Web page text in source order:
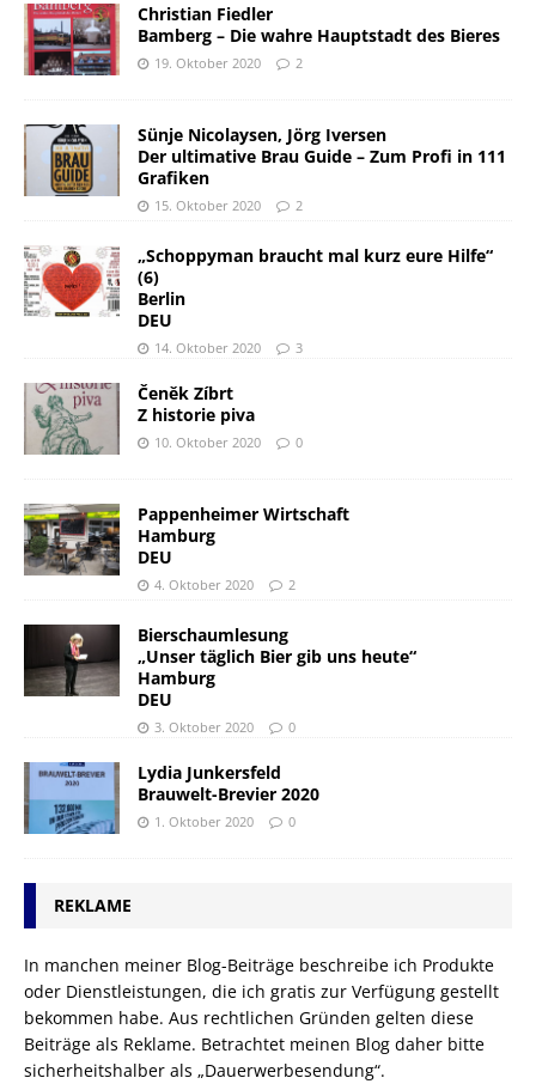
Christian Fiedler
Bamberg – Die wahre Hauptstadt des Bieres
19. Oktober 2020 2
Sünje Nicolaysen, Jörg Iversen
Der ultimative Brau Guide – Zum Profi in 111
Grafiken
15. Oktober 2020 2
„Schoppyman braucht mal kurz eure Hilfe“
(6)
Berlin
DEU
14. Oktober 2020 3
Čeněk Zíbrt
Z historie piva
10. Oktober 2020 0
Pappenheimer Wirtschaft
Hamburg
DEU
4. Oktober 2020 2
Bierschaumlesung
„Unser täglich Bier gib uns heute“
Hamburg
DEU
3. Oktober 2020 0
Lydia Junkersfeld
Brauwelt-Brevier 2020
1. Oktober 2020 0
REKLAME
In manchen meiner Blog-Beiträge beschreibe ich Produkte
oder Dienstleistungen, die ich gratis zur Verfügung gestellt
bekommen habe. Aus rechtlichen Gründen gelten diese
Beiträge als Reklame. Betrachtet meinen Blog daher bitte
sicherheitshalber als „Dauerwerbesendung“.